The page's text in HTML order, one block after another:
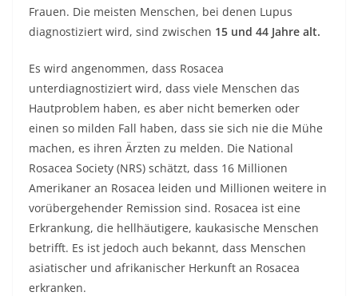
Frauen. Die meisten Menschen, bei denen Lupus
diagnostiziert wird, sind zwischen 15 und 44 Jahre alt.
Es wird angenommen, dass Rosacea
unterdiagnostiziert wird, dass viele Menschen das
Hautproblem haben, es aber nicht bemerken oder
einen so milden Fall haben, dass sie sich nie die Mühe
machen, es ihren Ärzten zu melden. Die National
Rosacea Society (NRS) schätzt, dass 16 Millionen
Amerikaner an Rosacea leiden und Millionen weitere in
vorübergehender Remission sind. Rosacea ist eine
Erkrankung, die hellhäutigere, kaukasische Menschen
betrifft. Es ist jedoch auch bekannt, dass Menschen
asiatischer und afrikanischer Herkunft an Rosacea
erkranken.